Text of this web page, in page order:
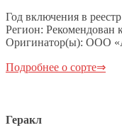
Год включения в
Регион: Рекомендован
Оригинатор(ы):
Подробнее о сорте⇒
Геракл